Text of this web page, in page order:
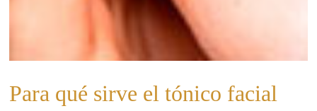
Para qué sirve el tónico facial